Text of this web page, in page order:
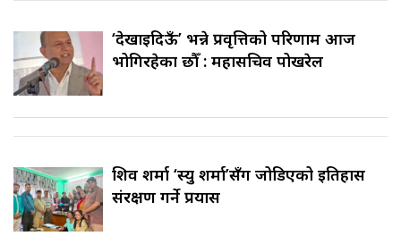
‘देखाइदिऊँ’ भन्ने प्रवृत्तिको परिणाम आज
भोगिरहेका छौँ : महासचिव पोखरेल
शिव शर्मा ‘स्यु शर्मा’सँग जोडिएको इतिहास
संरक्षण गर्ने प्रयास